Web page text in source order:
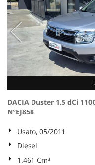
DACIA Duster 1.5 dCi
N°EJ858
Usato, 05/2011
Diesel
1.461 Cm³